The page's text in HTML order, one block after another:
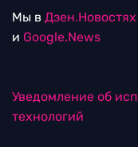
Мы в Дзен.Новостях
и Google.News
Уведомление об
технологий